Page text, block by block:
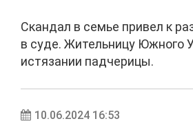
Скандал в семье привел к
в суде. Жительницу Южного
истязании падчерицы.
10.06.2024 16:53